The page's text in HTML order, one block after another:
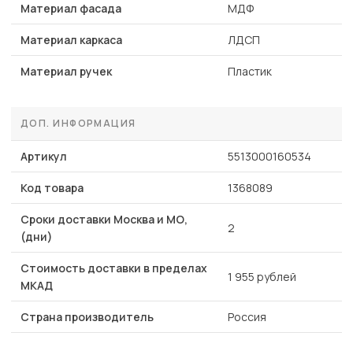
Материал фасада МДФ
Материал каркаса ЛДСП
Материал ручек Пластик
ДОП. ИНФОРМАЦИЯ
Артикул 5513000160534
Код товара 1368089
Сроки доставки Москва и МО,
(дни)
2
Стоимость доставки в пределах
МКАД
1 955 рублей
Страна производитель Россия